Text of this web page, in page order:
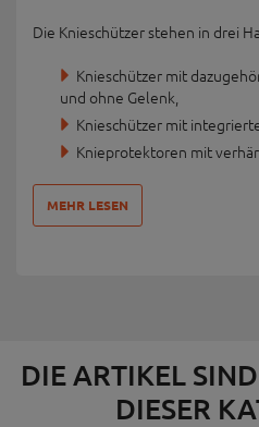
Die Knieschützer stehen in drei
Knieschützer mit
und ohne Gelenk,
Knieschützer mit
Knieprotektoren mit
MEHR LESEN
DIE ARTIKEL
DIESER